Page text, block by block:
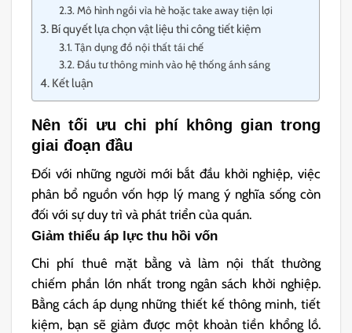
Mô hình ngồi vỉa hè hoặc take away tiện lợi
Bí quyết lựa chọn vật liệu thi công tiết kiệm
Tận dụng đồ nội thất tái chế
Đầu tư thông minh vào hệ thống ánh sáng
Kết luận
Nên tối ưu chi phí không gian trong
giai đoạn đầu
Đối với những người mới bắt đầu khởi nghiệp, việc
phân bổ nguồn vốn hợp lý mang ý nghĩa sống còn
đối với sự duy trì và phát triển của quán.
Giảm thiểu áp lực thu hồi vốn
Chi phí thuê mặt bằng và làm nội thất thường
chiếm phần lớn nhất trong ngân sách khởi nghiệp.
Bằng cách áp dụng những thiết kế thông minh, tiết
kiệm, bạn sẽ giảm được một khoản tiền khổng lồ.